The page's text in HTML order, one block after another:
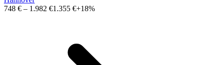
748 € – 1.982 €1.355 €+18%